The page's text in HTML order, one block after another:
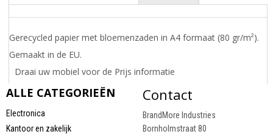
Gerecycled papier met bloemenzaden in A4 formaat (80 gr/m²).
Gemaakt in de EU.
Draai uw mobiel voor de Prijs informatie
Contact
BrandMore Industries
Bornholmstraat 80
ALLE CATEGORIEËN
Electronica
Kantoor en zakelijk